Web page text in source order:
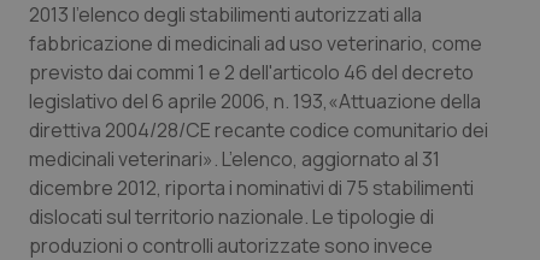
Basilicata
Calabria
Campania
Emilia-Romagna
Artrite & artrosi
Asma & BPCO
Car-T
Colesterolo & coronaropatie
QS Club Newsletter
2013 l’elenco degli stabilimenti autorizzati alla
fabbricazione di medicinali ad uso veterinario, come
previsto dai commi 1 e 2 dell'articolo 46 del decreto
legislativo del 6 aprile 2006, n. 193,«Attuazione della
direttiva 2004/28/CE recante codice comunitario dei
medicinali veterinari». L’elenco, aggiornato al 31
dicembre 2012, riporta i nominativi di 75 stabilimenti
dislocati sul territorio nazionale. Le tipologie di
produzioni o controlli autorizzate sono invece